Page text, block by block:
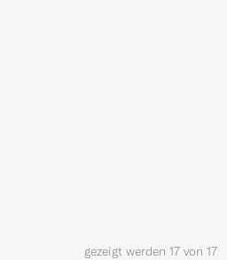
gezeigt werden 17 von 17